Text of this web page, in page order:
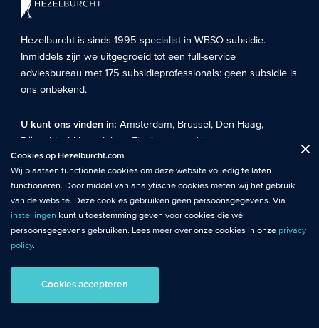
Hezelburcht is sinds 1995 specialist inWBSO subsidie.
Inmiddels zijn we uitgegroeid tot een full-service
adviesbureau met 175 subsidieprofessionals: geen subsidie is
ons onbekend.
U kunt ons vinden in:Amsterdam, Brussel , Den Haag,
Düsseldorf, Hoevelaken Eindhoven Nijmegen
info@hezelburcht.com
088 495 20 00
noodzakelijk om de website goed te laten werken.
Analytische cookies
: Met analytische cookies meten wij het gebruik van
de website. Zo krijgen wij beter inzicht in het functioneren van de
website.
Cookies op Hezelburcht.com
Wij plaatsen functionele cookies om deze website volledig te laten
functioneren. Door middel van analytische cookies meten wij het gebruik
van de website. Deze cookies gebruiken geen persoonsgegevens. Via
instellingen kunt u toestemming geven voor cookies die wél
persoonsgegevens gebruiken. Lees meer over onze cookies in onze privacy
policy.
Cookies accepteren